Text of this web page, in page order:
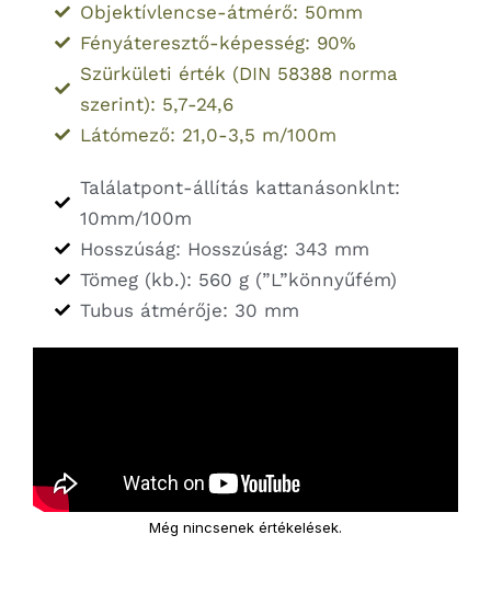
Objektívlencse-átmérő: 50mm
Fényáteresztő-képesség: 90%
Szürkületi érték (DIN 58388 norma
szerint): 5,7-24,6
Látómező: 21,0-3,5 m/100m
Találatpont-állítás kattanásonklnt:
10mm/100m
Hosszúság: Hosszúság: 343 mm
Tömeg (kb.): 560 g (”L”könnyűfém)
Tubus átmérője: 30 mm
Még nincsenek értékelések.